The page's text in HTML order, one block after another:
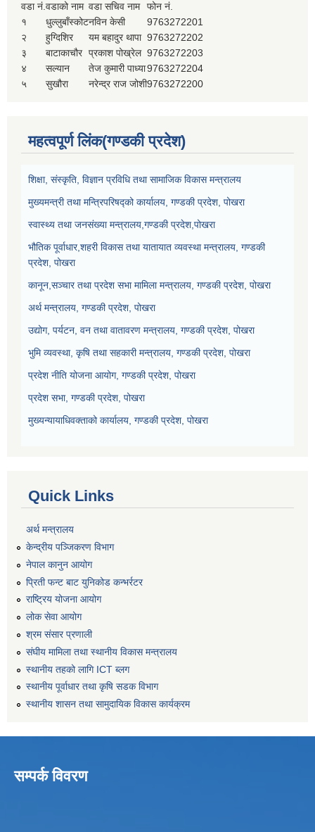
वडा नं.वडाको नाम वडा सचिव नाम
फोन नं.
१
धुल्लुबाँस्कोटनविन केसी
9763272201
२
हुग्दिशिर यम बहादुर थापा 9763272202
३
बाटाकाचौर प्रकाश पोख्रेल 9763272203
४
सल्यान तेज कुमारी पाध्या9763272204
५
सुखौरा नरेन्द्र राज जोशी9763272200
महत्वपूर्ण लिंक(गण्डकी प्रदेश)
शिक्षा, संस्कृति, विज्ञान प्रविधि तथा सामाजिक विकास मन्त्रालय
मुख्यमन्त्री तथा मन्त्रिपरिषद्को कार्यालय, गण्डकी प्रदेश, पोखरा
स्वास्थ्य तथा जनसंख्या मन्त्रालय,गण्डकी प्रदेश,पोखरा
भौतिक पूर्वाधार,शहरी विकास तथा यातायात व्यवस्था मन्त्रालय, गण्डकी
प्रदेश, पोखरा
कानून,सञ्चार तथा प्रदेश सभा मामिला मन्त्रालय, गण्डकी प्रदेश, पोखरा
अर्थ मन्त्रालय, गण्डकी प्रदेश, पोखरा
उद्योग, पर्यटन, वन तथा वातावरण मन्त्रालय, गण्डकी प्रदेश, पोखरा
भुमि व्यवस्था, कृषि तथा सहकारी मन्त्रालय, गण्डकी प्रदेश, पोखरा
प्रदेश नीति योजना आयोग, गण्डकी प्रदेश, पोखरा
प्रदेश सभा, गण्डकी प्रदेश, पोखरा
मुख्यन्यायाधिवक्ताको कार्यालय, गण्डकी प्रदेश, पोखरा
Quick Links
अर्थ मन्त्रालय
केन्द्रीय पञ्जिकरण विभाग
नेपाल कानुन आयोग
प्रिती फन्ट बाट युनिकोड कन्भर्रटर
राष्ट्रिय योजना आयोग
लोक सेवा आयोग
श्रम संसार प्रणाली
संघीय मामिला तथा स्थानीय विकास मन्त्रालय
स्थानीय तहको लागि ICT ब्लग
स्थानीय पूर्वाधार तथा कृषि सडक विभाग
स्थानीय शासन तथा सामुदायिक विकास कार्यक्रम
सम्पर्क विवरण